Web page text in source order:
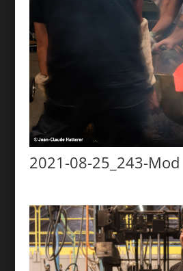
2021-08-25_243-Mod